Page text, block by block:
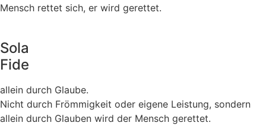
Mensch rettet sich, er wird gerettet.
Sola
Fide
allein durch Glaube.
Nicht durch Frömmigkeit oder eigene Leistung, sondern
allein durch Glauben wird der Mensch gerettet.